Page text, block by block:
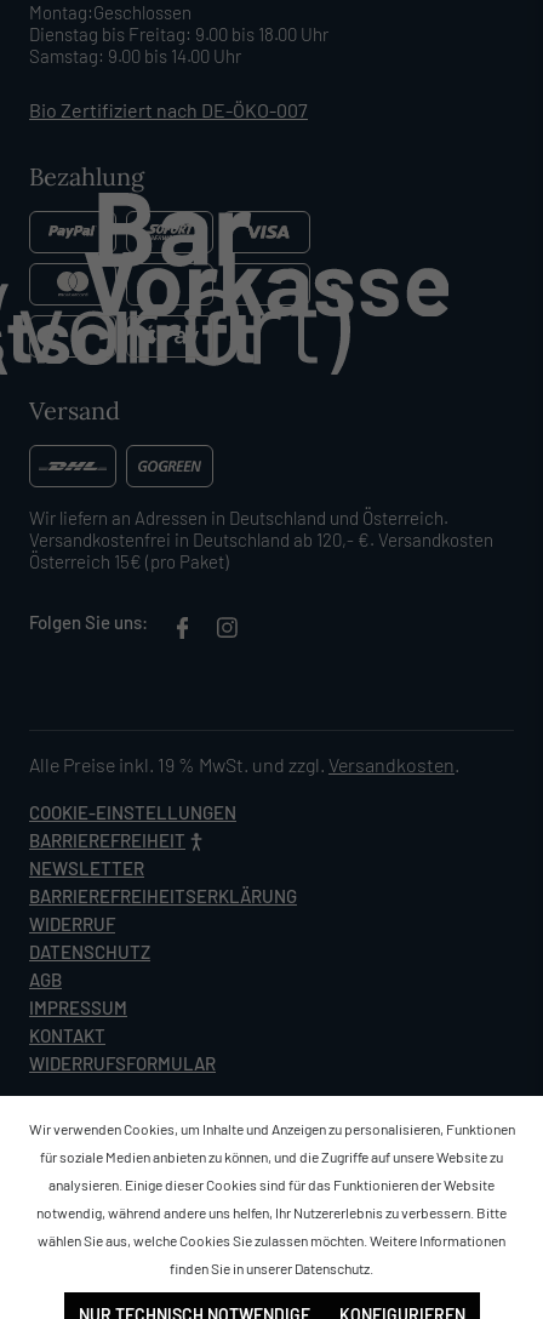
Montag:Geschlossen
Dienstag bis Freitag: 9.00 bis 18.00 Uhr
Samstag: 9.00 bis 14.00 Uhr
Bio Zertifiziert nach DE-ÖKO-007
Bezahlung
Versand
Wir liefern an Adressen in Deutschland und Österreich.
Versandkostenfrei in Deutschland ab 120,- €. Versandkosten
Österreich 15€ (pro Paket)
Folgen Sie uns:
Alle Preise inkl. 19 % MwSt. und zzgl. Versandkosten.
COOKIE-EINSTELLUNGEN
BARRIEREFREIHEIT
NEWSLETTER
BARRIEREFREIHEITSERKLÄRUNG
WIDERRUF
DATENSCHUTZ
AGB
IMPRESSUM
KONTAKT
WIDERRUFSFORMULAR
Wir verwenden Cookies, um Inhalte und Anzeigen zu personalisieren, Funktionen
für soziale Medien anbieten zu können, und die Zugriffe auf unsere Website zu
analysieren. Einige dieser Cookies sind für das Funktionieren der Website
notwendig, während andere uns helfen, Ihr Nutzererlebnis zu verbessern. Bitte
wählen Sie aus, welche Cookies Sie zulassen möchten. Weitere Informationen
finden Sie in unserer Datenschutz
NUR TECHNISCH NOTWENDIGE KONFIGURIEREN